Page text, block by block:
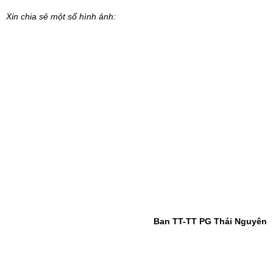
Xin chia sẻ một số hình ảnh:
Ban TT-TT PG Thái Nguyên